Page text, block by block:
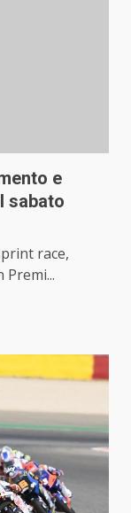
e
sabato
race,